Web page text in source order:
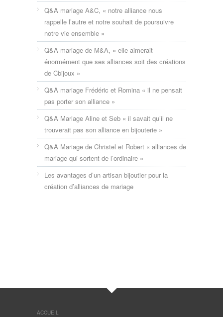
Q&A mariage A&C, « notre alliance nous
rappelle l’autre et notre souhait de poursuivre
notre vie ensemble »
Q&A mariage de M&A, « elle aimerait
énormément que ses alliances soit des créations
de Cbijoux »
Q&A mariage Frédéric et Romina « il ne pensait
pas porter son alliance »
Q&A Mariage Aline et Seb « il savait qu’il ne
trouverait pas son alliance en bijouterie »
Q&A Mariage de Christel et Robert « alliances de
mariage qui sortent de l’ordinaire »
Les avantages d’un artisan bijoutier pour la
création d’alliances de mariage
ACCUEIL